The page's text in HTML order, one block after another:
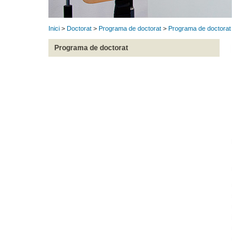
Inici > Doctorat > Programa de doctorat > Programa de doctorat
Programa de doctorat